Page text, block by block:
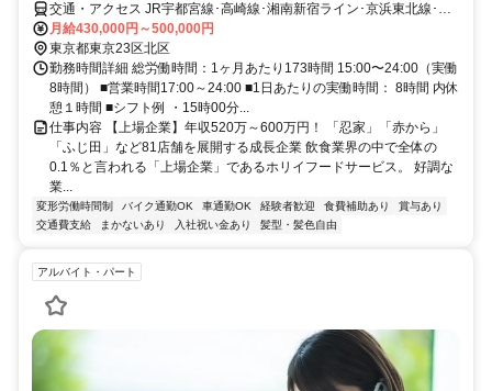
交通・アクセス JR宇都宮線･高崎線･湘南新宿ライン･京浜東北線･埼
京線「赤羽」駅東口徒歩2分 東京メトロ南北線･埼玉高速鉄道線「赤
羽岩淵」駅1番出口徒歩7分 東京メトロ南北線「志茂」駅2番出口徒歩
14分 赤羽駅から168m
月給430,000円～500,000円
東京都東京23区北区
勤務時間詳細 総労働時間：1ヶ月あたり173時間 15:00〜24:00（実働
8時間） ■営業時間17:00～24:00 ■1日あたりの実働時間： 8時間 内休
憩１時間 ■シフト例 ・15時00分...
仕事内容 【上場企業】年収520万～600万円！ 「忍家」「赤から」
「ふじ田」など81店舗を展開する成長企業 飲食業界の中で全体の
0.1％と言われる「上場企業」であるホリイフードサービス。 好調な
業...
変形労働時間制 バイク通勤OK 車通勤OK 経験者歓迎 食費補助あり
賞与あり
交通費支給
まかないあり 入社祝い金あり 髪型・髪色自由
アルバイト・パート